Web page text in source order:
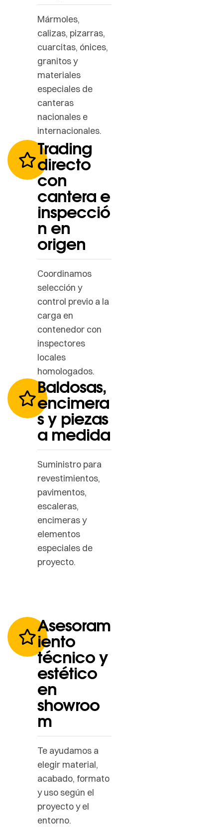
Mármoles,
calizas, pizarras,
cuarcitas, ónices,
granitos y
materiales
especiales de
canteras
nacionales e
internacionales.
Trading
directo
con
cantera e
inspecció
n en
origen
Coordinamos
selección y
control previo a la
carga en
contenedor con
inspectores
locales
homologados.
Baldosas,
encimera
s y piezas
a medida
Suministro para
revestimientos,
pavimentos,
escaleras,
encimeras y
elementos
especiales de
proyecto.
Asesoram
iento
técnico y
estético
en
showroo
m
Te ayudamos a
elegir material,
acabado, formato
y uso según el
proyecto y el
entorno.